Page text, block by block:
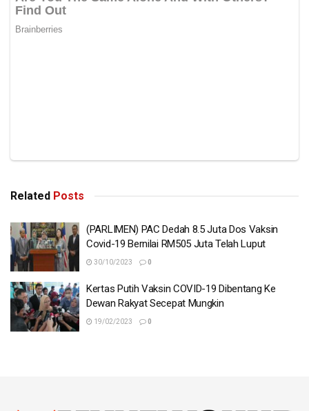
Related Posts
(PARLIMEN) PAC Dedah 8.5 Juta Dos Vaksin
Covid-19 Bernilai RM505 Juta Telah Luput
30/10/2023 0
Kertas Putih Vaksin COVID-19 Dibentang Ke
Dewan Rakyat Secepat Mungkin
19/02/2023 0